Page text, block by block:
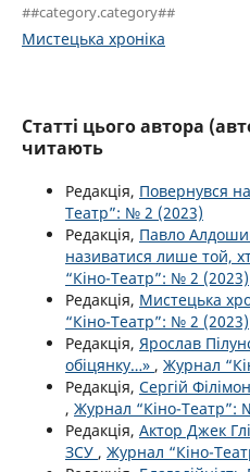
##category.category##
Мистецька хроніка
Статті цього автора
читають
Редакція, Повернувся
Театр”: № 2 (2023)
Редакція, Павло
називатися лише той,
“Кіно-Театр”: № 2 (2023)
Редакція, Мистецька
“Кіно-Театр”: № 2 (2023)
Редакція, Ярослав
обіцянку…» , Журнал
Редакція, Сергій
, Журнал “Кіно-Театр”:
Редакція, Актор Джек
ЗСУ , Журнал “Кіно-